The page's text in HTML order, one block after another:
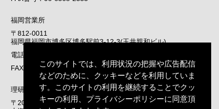
このサイトでは、利用状況の把握や広告配信
などのために、クッキーなどを利用していま
す。このサイトの利用を継続することでクッ
キーの利用、プライバシーポリシーに同意頂
福岡営業所
〒812-0011
福岡県福岡市博多区博多駅前3-12-3(玉井親和ビル)
電話番号：092-411-4440
FAX番号：092-415-1011
理研液圧上海(上海)
〒201315